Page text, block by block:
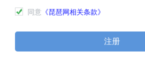
同意 《琵琶网相关条款》
注册